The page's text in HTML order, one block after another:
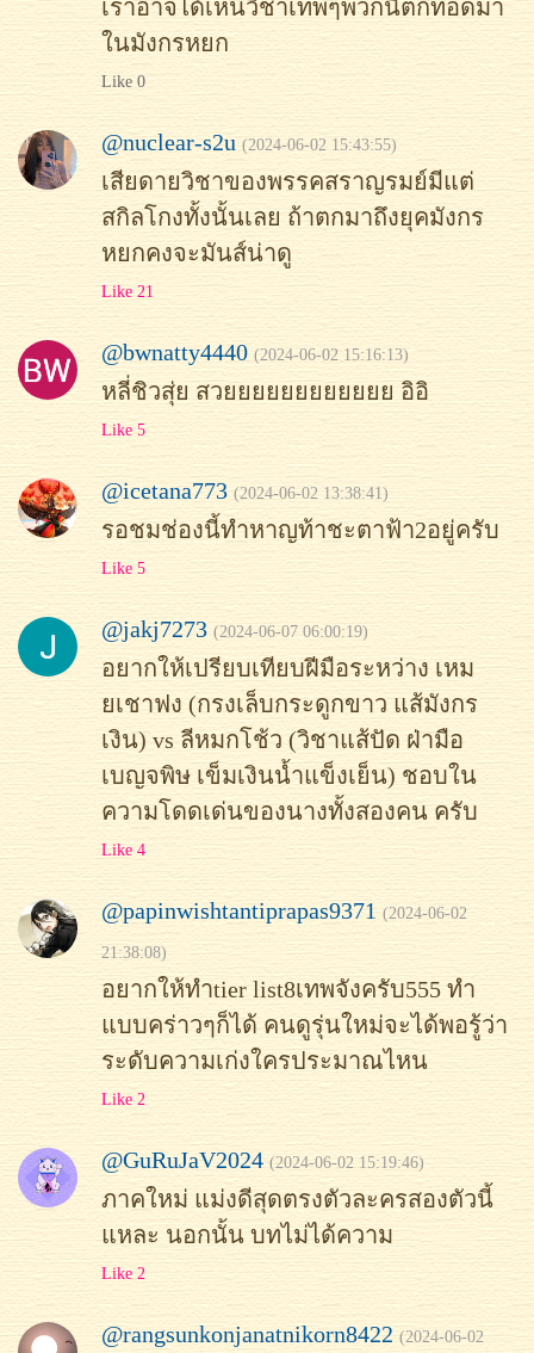
เราอาจได้เห็นวิชาเทพๆพวกนี้ตกทอดมา
ในมังกรหยก
Like 0
@nuclear-s2u (2024-06-02 15:43:55)
เสียดายวิชาของพรรคสราญรมย์มีแต่
สกิลโกงทั้งนั้นเลย ถ้าตกมาถึงยุคมังกร
หยกคงจะมันส์น่าดู
Like 21
@bwnatty4440 (2024-06-02 15:16:13)
หลี่ชิวสุ่ย สวยยยยยยยยยยยย อิอิ
Like 5
@icetana773 (2024-06-02 13:38:41)
รอชมช่องนี้ทำหาญท้าชะตาฟ้า2อยู่ครับ
Like 5
@jakj7273 (2024-06-07 06:00:19)
อยากให้เปรียบเทียบฝีมือระหว่าง เหม
ยเชาฟง (กรงเล็บกระดูกขาว แส้มังกร
เงิน) vs ลีหมกโช้ว (วิชาแส้ปัด ฝ่ามือ
เบญจพิษ เข็มเงินน้ำแข็งเย็น) ชอบใน
ความโดดเด่นของนางทั้งสองคน ครับ
Like 4
@papinwishtantiprapas9371 (2024-06-02
21:38:08)
อยากให้ทำtier list8เทพจังครับ555 ทำ
แบบคร่าวๆก็ได้ คนดูรุ่นใหม่จะได้พอรู้ว่า
ระดับความเก่งใครประมาณไหน
Like 2
@GuRuJaV2024 (2024-06-02 15:19:46)
ภาคใหม่ แม่งดีสุดตรงตัวละครสองตัวนี้
แหละ นอกนั้น บทไม่ได้ความ
Like 2
@rangsunkonjanatnikorn8422 (2024-06-02